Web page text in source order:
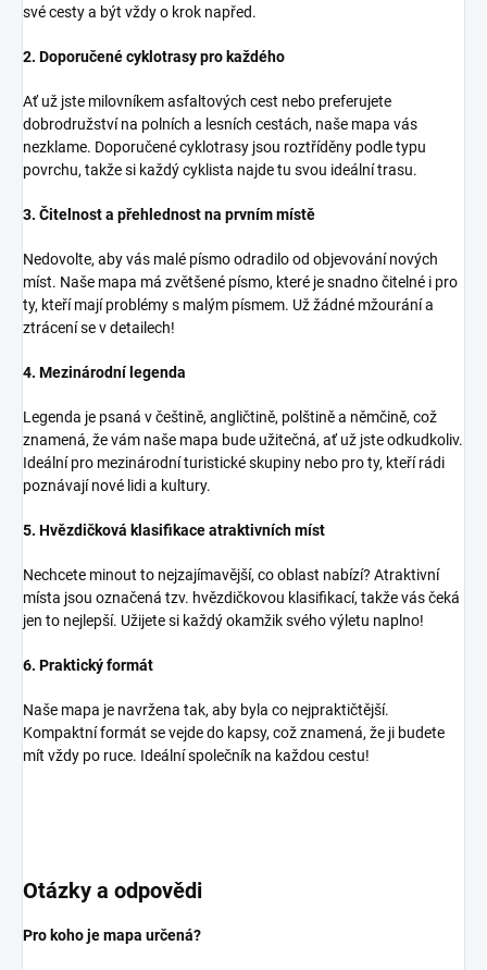
své cesty a být vždy o krok napřed.
2. Doporučené cyklotrasy pro každého
Ať už jste milovníkem asfaltových cest nebo preferujete
dobrodružství na polních a lesních cestách, naše mapa vás
nezklame. Doporučené cyklotrasy jsou roztříděny podle typu
povrchu, takže si každý cyklista najde tu svou ideální trasu.
3. Čitelnost a přehlednost na prvním místě
Nedovolte, aby vás malé písmo odradilo od objevování nových
míst. Naše mapa má zvětšené písmo, které je snadno čitelné i pro
ty, kteří mají problémy s malým písmem. Už žádné mžourání a
ztrácení se v detailech!
4. Mezinárodní legenda
Legenda je psaná v češtině, angličtině, polštině a němčině, což
znamená, že vám naše mapa bude užitečná, ať už jste odkudkoliv.
Ideální pro mezinárodní turistické skupiny nebo pro ty, kteří rádi
poznávají nové lidi a kultury.
5. Hvězdičková klasifikace atraktivních míst
Nechcete minout to nejzajímavější, co oblast nabízí? Atraktivní
místa jsou označená tzv. hvězdičkovou klasifikací, takže vás čeká
jen to nejlepší. Užijete si každý okamžik svého výletu naplno!
6. Praktický formát
Naše mapa je navržena tak, aby byla co nejpraktičtější.
Kompaktní formát se vejde do kapsy, což znamená, že ji budete
mít vždy po ruce. Ideální společník na každou cestu!
Otázky a odpovědi
Pro koho je mapa určená?